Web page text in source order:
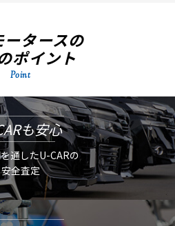
ータースの
ポイント
Point
も安心
通したU-CARの
安全査定